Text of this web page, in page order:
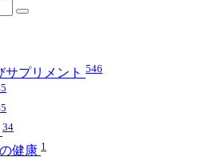
サプリメント 546
34
健康 1